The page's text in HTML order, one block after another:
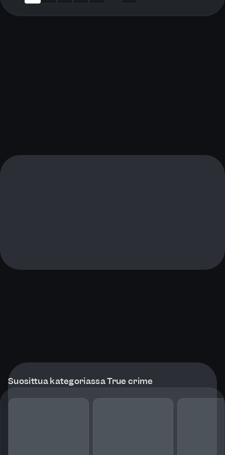
Suosittua kategoriassa True crime